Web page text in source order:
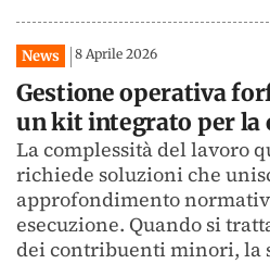
News 8 Aprile 2026
Gestione operativa
un kit integrato per la
La complessità del lavoro
richiede soluzioni che
approfondimento
esecuzione. Quando si
dei contribuenti minori, la